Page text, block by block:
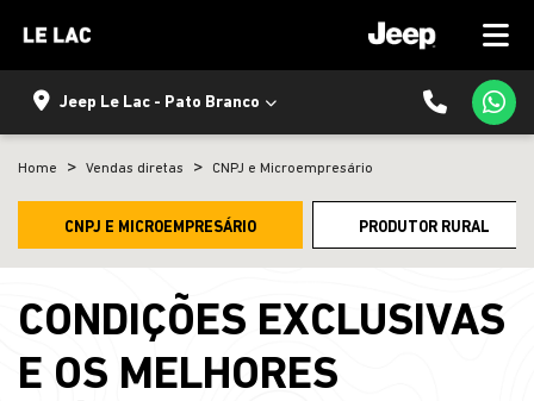
Jeep Le Lac - Pato Branco
Home Vendas diretas CNPJ e Microempresário
CNPJ E MICROEMPRESÁRIO PRODUTOR RURAL
CONDIÇÕES EXCLUSIVAS
E OS MELHORES